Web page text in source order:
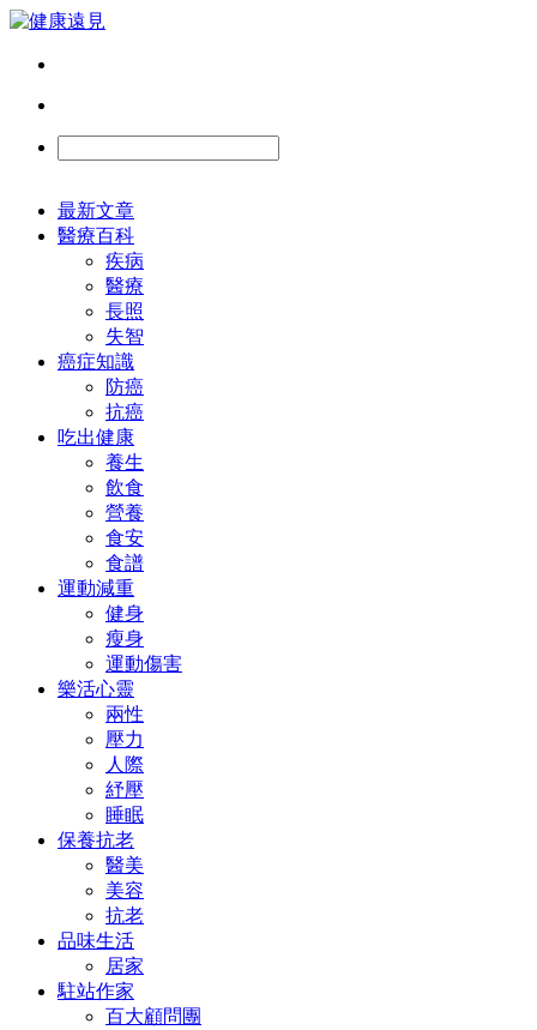
最新文章
醫療百科
疾病
醫療
長照
失智
癌症知識
防癌
抗癌
吃出健康
養生
飲食
營養
食安
食譜
運動減重
健身
瘦身
運動傷害
樂活心靈
兩性
壓力
人際
紓壓
睡眠
保養抗老
醫美
美容
抗老
品味生活
居家
駐站作家
百大顧問團